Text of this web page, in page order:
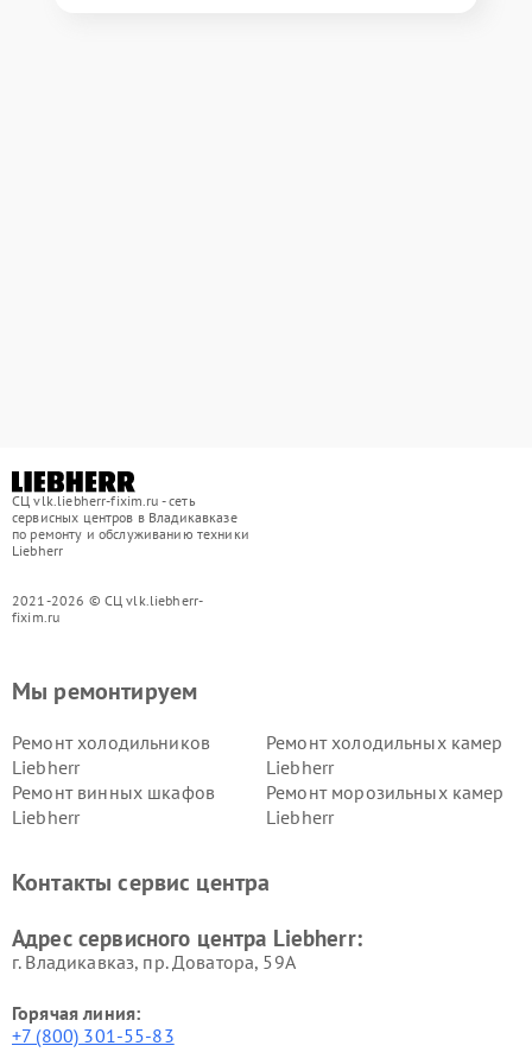
СЦ vlk.liebherr-fixim.ru - сеть
сервисных центров в Владикавказе
по ремонту и обслуживанию техники
Liebherr
2021-2026 © СЦ vlk.liebherr-
fixim.ru
Мы ремонтируем
Ремонт холодильников
Liebherr
Ремонт холодильных камер
Liebherr
Ремонт винных шкафов
Liebherr
Ремонт морозильных камер
Liebherr
Контакты сервис центра
Адрес сервисного центра Liebherr:
г. Владикавказ, пр. Доватора, 59А
Горячая линия:
+7 (800) 301-55-83